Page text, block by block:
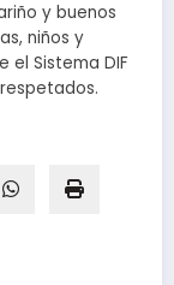
y buenos
niños y
el Sistema DIF